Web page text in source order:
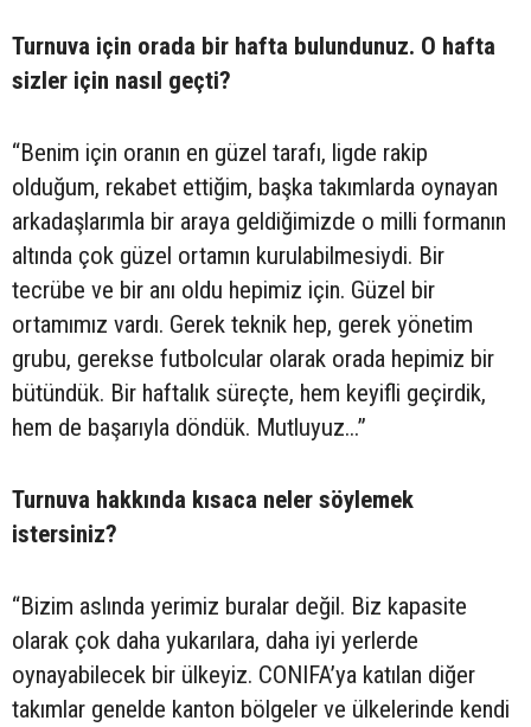
Turnuva için orada bir hafta bulundunuz. O hafta
sizler için nasıl geçti?
“Benim için oranın en güzel tarafı, ligde rakip
olduğum, rekabet ettiğim, başka takımlarda oynayan
arkadaşlarımla bir araya geldiğimizde o milli formanın
altında çok güzel ortamın kurulabilmesiydi. Bir
tecrübe ve bir anı oldu hepimiz için. Güzel bir
ortamımız vardı. Gerek teknik hep, gerek yönetim
grubu, gerekse futbolcular olarak orada hepimiz bir
bütündük. Bir haftalık süreçte, hem keyifli geçirdik,
hem de başarıyla döndük. Mutluyuz...”
Turnuva hakkında kısaca neler söylemek
istersiniz?
“Bizim aslında yerimiz buralar değil. Biz kapasite
olarak çok daha yukarılara, daha iyi yerlerde
oynayabilecek bir ülkeyiz. CONIFA’ya katılan diğer
takımlar genelde kanton bölgeler ve ülkelerinde kendi